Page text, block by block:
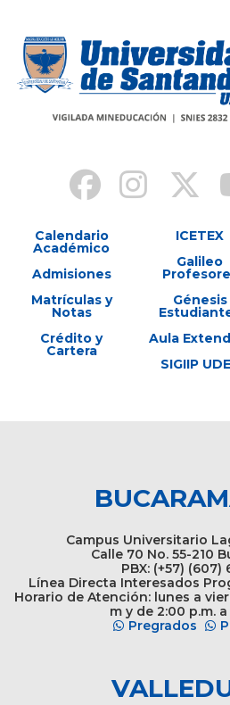
Calendario
Académico
Admisiones
Matrículas y
Notas
Crédito y
Cartera
ICETEX
Galileo
Génesis
Aula
SIGIIP
Campus Universitario
Calle 70 No. 55-210
PBX: (+57) (607)
Línea Directa Interesados
Horario de Atención: lunes a
m y de 2:00 p.m.
Pregrados